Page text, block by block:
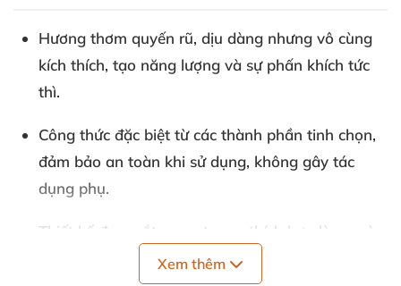
Hương thơm quyến rũ, dịu dàng nhưng vô cùng
kích thích, tạo năng lượng và sự phấn khích tức
thì.
Công thức đặc biệt từ các thành phần tinh chọn,
đảm bảo an toàn khi sử dụng, không gây tác
dụng phụ.
Thiết kế đẹp mắt, sang trọng, thích hợp làm quà
tặng cho người thân hoặc bạn bè.
Xem thêm